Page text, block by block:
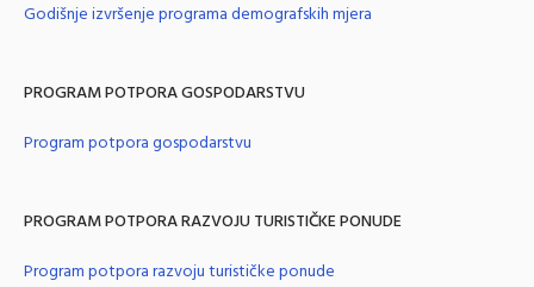
Godišnje izvršenje programa demografskih mjera
PROGRAM POTPORA GOSPODARSTVU
Program potpora gospodarstvu
PROGRAM POTPORA RAZVOJU TURISTIČKE PONUDE
Program potpora razvoju turističke ponude